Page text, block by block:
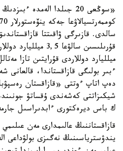
«سوڭعى 20 جىلدا الەمدە
سالدى. قازىرگى ۋاقىتتا
ميلليارد دوللاردى قۇرايتىن تازا
ءبىر بولىگى قازاقستاندا،
دەپ اتاپ ءوتتى «قازاقستان
شيكىزاتتى كەشەندى ۇقساتۋ
ك باس ديرەكتورى ءابدىراسىل
قازاقستاننىڭ عالىمدارى مەن
يندۋسترياسىنىڭ نەگىزى بولۋداعى